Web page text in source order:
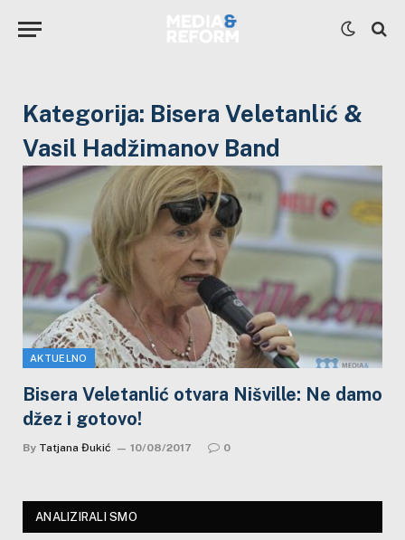
Kategorija: Bisera Veletanlić &
Vasil Hadžimanov Band
AKTUELNO
Bisera Veletanlić otvara Nišville: Ne damo
džez i gotovo!
By Tatjana Đukić 10/08/2017 0
ANALIZIRALI SMO